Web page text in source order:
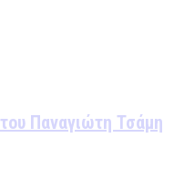
Παναγιώτη Τσάμη